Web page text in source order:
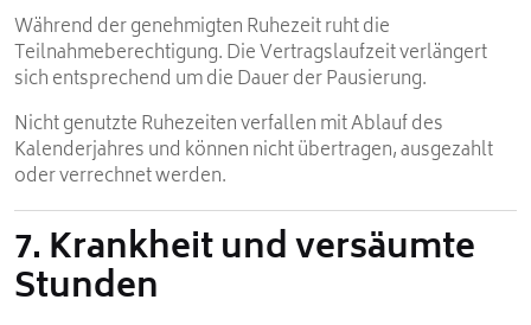
Während der genehmigten Ruhezeit ruht die
Teilnahmeberechtigung. Die Vertragslaufzeit verlängert
sich entsprechend um die Dauer der Pausierung.
Nicht genutzte Ruhezeiten verfallen mit Ablauf des
Kalenderjahres und können nicht übertragen, ausgezahlt
oder verrechnet werden.
7. Krankheit und versäumte
Stunden